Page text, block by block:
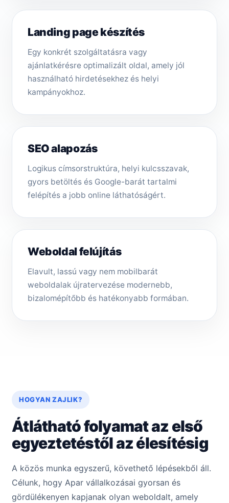
Landing page készítés
Egy konkrét szolgáltatásra vagy
ajánlatkérésre optimalizált oldal, amely jól
használható hirdetésekhez és helyi
kampányokhoz.
SEO alapozás
Logikus címsorstruktúra, helyi kulcsszavak,
gyors betöltés és Google-barát tartalmi
felépítés a jobb online láthatóságért.
Weboldal felújítás
Elavult, lassú vagy nem mobilbarát
weboldalak újratervezése modernebb,
bizalomépítőbb és hatékonyabb formában.
HOGYAN ZAJLIK?
Átlátható folyamat az első
egyeztetéstől az élesítésig
A közös munka egyszerű, követhető lépésekből áll.
Célunk, hogy Apar vállalkozásai gyorsan és
gördülékenyen kapjanak olyan weboldalt, amely